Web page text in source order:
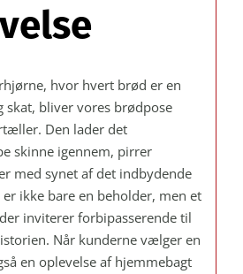
hvor hvert brød er en
bliver vores brødpose
Den lader det
skinne igennem, pirrer
med synet af det indbydende
ikke bare en beholder, men et
inviterer forbipasserende til
Når kunderne vælger en
en oplevelse af hjemmebagt